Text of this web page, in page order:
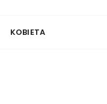
KOBIETA